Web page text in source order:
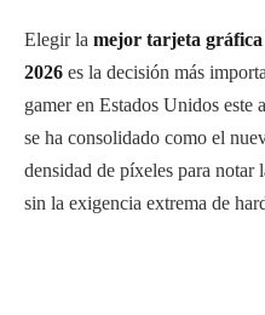
Elegir la mejor tarjeta gráfica
2026 es la decisión más
gamer en Estados Unidos
se ha consolidado como el
densidad de píxeles para notar
sin la exigencia extrema de